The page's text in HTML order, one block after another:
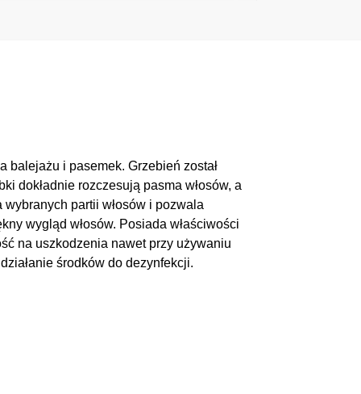
balejażu i pasemek. Grzebień został
dokładnie rozczesują pasma włosów, a
partii włosów i pozwala
wygląd włosów. Posiada właściwości
na uszkodzenia nawet przy używaniu
środków do dezynfekcji.